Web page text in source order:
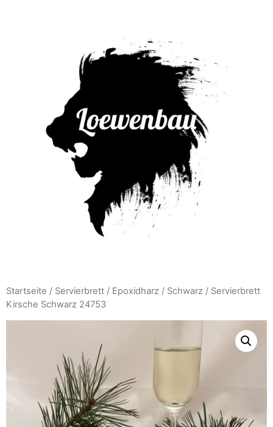
Startseite / Servierbrett / Epoxidharz / Schwarz / Servierbrett
Kirsche Schwarz 24753